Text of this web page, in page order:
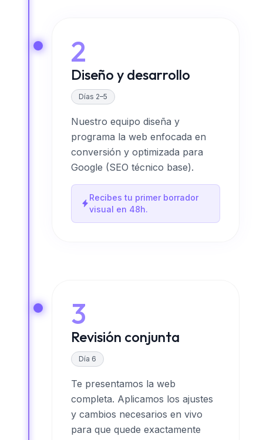
2
Diseño y desarrollo
Días 2–5
Nuestro equipo diseña y
programa la web enfocada en
conversión y optimizada para
Google (SEO técnico base).
Recibes tu primer borrador
visual en 48h.
3
Revisión conjunta
Día 6
Te presentamos la web
completa. Aplicamos los ajustes
y cambios necesarios en vivo
para que quede exactamente